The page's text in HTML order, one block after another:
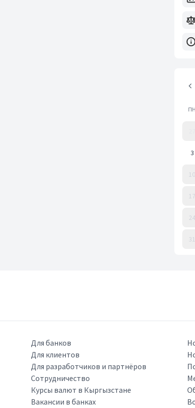
ПН
3
10
17
24
31
Для банков
Для клиентов
Для разработчиков и партнёров
Сотрудничество
Курсы валют в Кыргызстане
Вакансии в банках